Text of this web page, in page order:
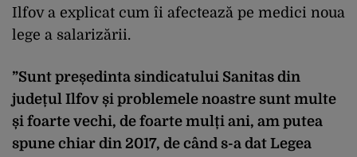
Ilfov a explicat cum îi afectează pe medici noua
lege a salarizării.
”Sunt președinta sindicatului Sanitas din
județul Ilfov și problemele noastre sunt multe
și foarte vechi, de foarte mulți ani, am putea
spune chiar din 2017, de când s-a dat Legea